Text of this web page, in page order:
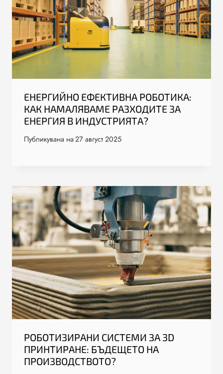
ЕНЕРГИЙНО ЕФЕКТИВНА РОБОТИКА:
КАК НАМАЛЯВАМЕ РАЗХОДИТЕ ЗА
ЕНЕРГИЯ В ИНДУСТРИЯТА?
Публикувана на 27 август 2025
РОБОТИЗИРАНИ СИСТЕМИ ЗА 3D
ПРИНТИРАНЕ: БЪДЕЩЕТО НА
ПРОИЗВОДСТВОТО?